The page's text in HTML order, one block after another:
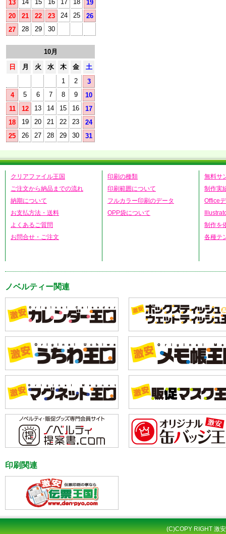
13 14 15 16 17 18
19
20
21 22 23 24 25
26
27
28 29 30
10月
日
月 火 水 木 金
土
1
2
3
4
5 6 7 8 9
10
11
12 13 14 15 16
17
18
19 20 21 22 23
24
25
26 27 28 29 30 31
クリアファイル王国
ご注文から納品までの流れ
納期について
お支払方法・送料
よくあるご質問
お問合せ・ご注文
印刷の種類
印刷範囲について
フルカラー印刷のデータ
OPP袋について
無料サ
制作実
Office
制作を
各種テ
ノベルティー関連
印刷関連
(C)COPY RIGHT 激